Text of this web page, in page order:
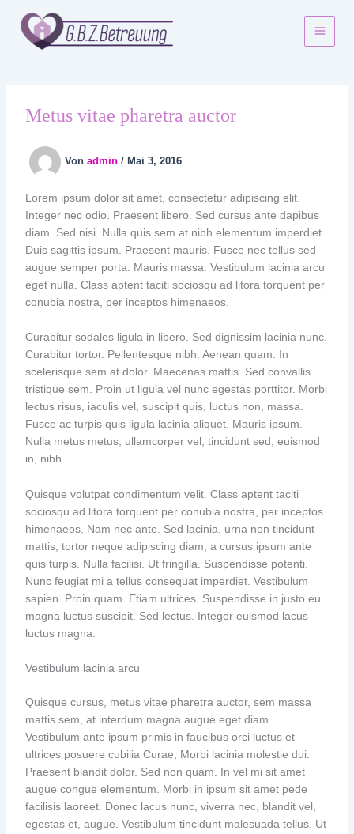
Inhalt
springen
Metus vitae pharetra auctor
Von admin / Mai 3, 2016
Lorem ipsum dolor sit amet, consectetur adipiscing elit.
Integer nec odio. Praesent libero. Sed cursus ante dapibus
diam. Sed nisi. Nulla quis sem at nibh elementum imperdiet.
Duis sagittis ipsum. Praesent mauris. Fusce nec tellus sed
augue semper porta. Mauris massa. Vestibulum lacinia arcu
eget nulla. Class aptent taciti sociosqu ad litora torquent per
conubia nostra, per inceptos himenaeos.
Curabitur sodales ligula in libero. Sed dignissim lacinia nunc.
Curabitur tortor. Pellentesque nibh. Aenean quam. In
scelerisque sem at dolor. Maecenas mattis. Sed convallis
tristique sem. Proin ut ligula vel nunc egestas porttitor. Morbi
lectus risus, iaculis vel, suscipit quis, luctus non, massa.
Fusce ac turpis quis ligula lacinia aliquet. Mauris ipsum.
Nulla metus metus, ullamcorper vel, tincidunt sed, euismod
in, nibh.
Quisque volutpat condimentum velit. Class aptent taciti
sociosqu ad litora torquent per conubia nostra, per inceptos
himenaeos. Nam nec ante. Sed lacinia, urna non tincidunt
mattis, tortor neque adipiscing diam, a cursus ipsum ante
quis turpis. Nulla facilisi. Ut fringilla. Suspendisse potenti.
Nunc feugiat mi a tellus consequat imperdiet. Vestibulum
sapien. Proin quam. Etiam ultrices. Suspendisse in justo eu
magna luctus suscipit. Sed lectus. Integer euismod lacus
luctus magna.
Vestibulum lacinia arcu
Quisque cursus, metus vitae pharetra auctor, sem massa
mattis sem, at interdum magna augue eget diam.
Vestibulum ante ipsum primis in faucibus orci luctus et
ultrices posuere cubilia Curae; Morbi lacinia molestie dui.
Praesent blandit dolor. Sed non quam. In vel mi sit amet
augue congue elementum. Morbi in ipsum sit amet pede
facilisis laoreet. Donec lacus nunc, viverra nec, blandit vel,
egestas et, augue. Vestibulum tincidunt malesuada tellus. Ut